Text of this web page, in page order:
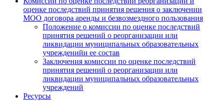
оценке последствий принятия решения о заключении
МОО договора аренды и безвозмездного пользования
Положение о комиссии по оценке последствий
принятия решений о реорганизации или
ликвидации муниципальных образовательных
учрежденийи ее состав
Заключения комиссии по оценке последствий
принятия решений о реорганизации или
ликвидации муниципальных образовательных
учреждений
Ресурсы